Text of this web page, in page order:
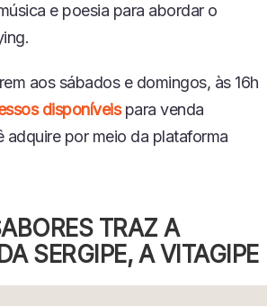
e poesia para abordar o
aos sábados e domingos, às 16h
disponíveispara venda
adquire por meio da plataforma
TRAZ A
SERGIPE, A VITAGIPE